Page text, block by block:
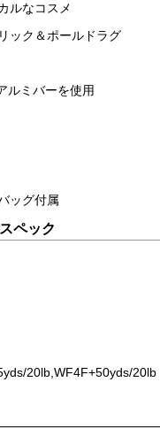
ルなコスメ
ック＆ポールドラグ
ルミバーを使用
ッグ付属
ペック
20lb,WF4F+50yds/20lb